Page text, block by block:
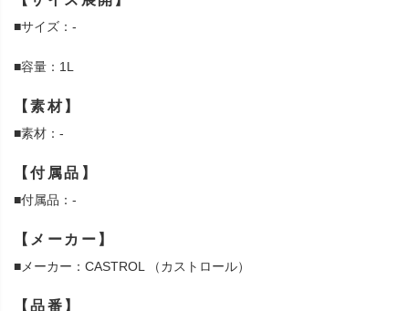
■サイズ：-
■容量：1L
【素材】
■素材：-
【付属品】
■付属品：-
【メーカー】
■メーカー：CASTROL （カストロール）
【品番】